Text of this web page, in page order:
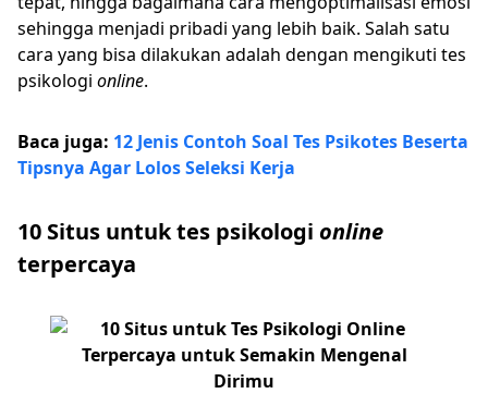
sehingga menjadi pribadi yang lebih baik. Salah satu
cara yang bisa dilakukan adalah dengan mengikuti tes
psikologi online.
Baca juga: 12 Jenis Contoh Soal Tes Psikotes Beserta
Tipsnya Agar Lolos Seleksi Kerja
10 Situs untuk tes psikologi online
terpercaya